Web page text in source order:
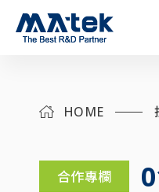
HOME
合作專欄